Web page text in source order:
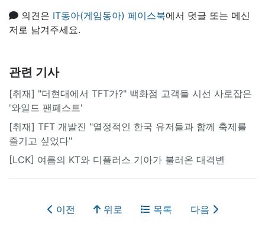
의견은 IT동아(게임동아) 페이스북에서 덧글 또는 메신
저로 남겨주세요.
관련 기사
[취재] "더현대에서 TFT가?" 백화점 고객들 시선 사로잡은
'와일드 팬페스트'
[취재] TFT 개발진 "열정적인 한국 유저들과 함께 축제를
즐기고 싶었다"
[LCK] 여름의 KT와 디플러스 기아가 불러온 대격변
이전 위로 목록 다음